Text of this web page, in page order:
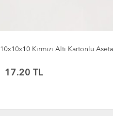
10x10x10 Beyaz Altı Kartonlu
17.20 TL